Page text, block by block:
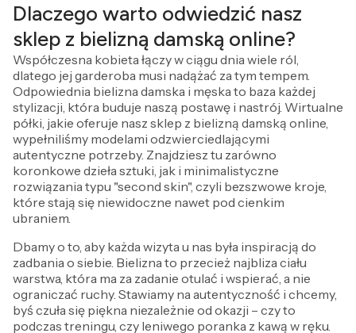
Dlaczego warto odwiedzić nasz
sklep z bielizną damską online?
Współczesna kobieta łączy w ciągu dnia wiele ról,
dlatego jej garderoba musi nadążać za tym tempem.
Odpowiednia bielizna damska i męska to baza każdej
stylizacji, która buduje naszą postawę i nastrój. Wirtualne
półki, jakie oferuje nasz sklep z bielizną damską online,
wypełniliśmy modelami odzwierciedlającymi
autentyczne potrzeby. Znajdziesz tu zarówno
koronkowe dzieła sztuki, jak i minimalistyczne
rozwiązania typu "second skin", czyli bezszwowe kroje,
które stają się niewidoczne nawet pod cienkim
ubraniem.
Dbamy o to, aby każda wizyta u nas była inspiracją do
zadbania o siebie. Bielizna to przecież najbliza ciału
warstwa, która ma za zadanie otulać i wspierać, a nie
ograniczać ruchy. Stawiamy na autentyczność i chcemy,
byś czuła się piękna niezależnie od okazji – czy to
podczas treningu, czy leniwego poranka z kawą w ręku.